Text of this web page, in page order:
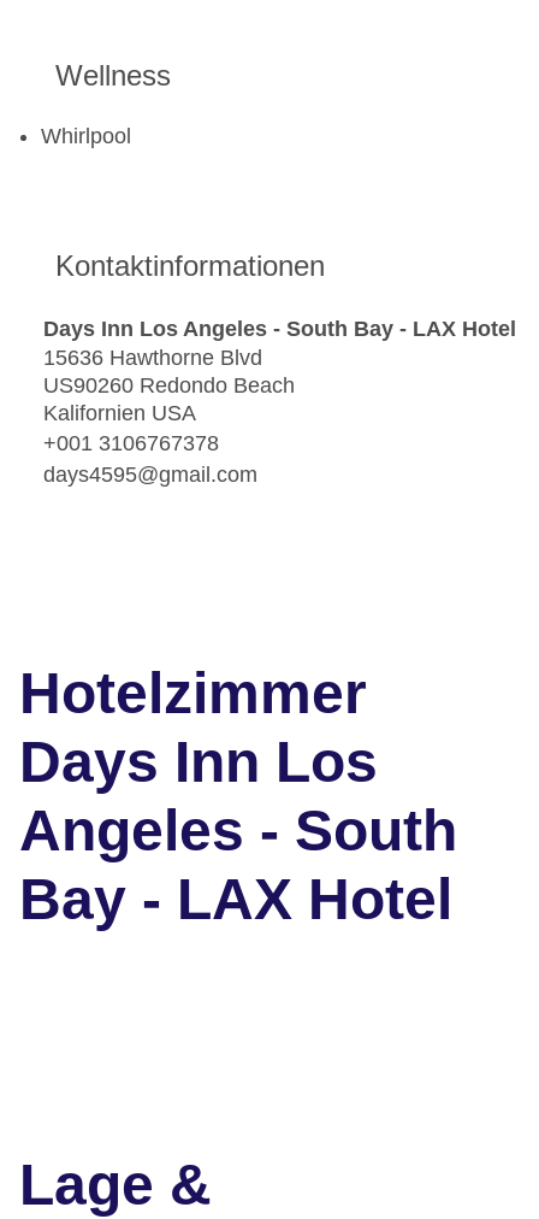
Wellness
Whirlpool
Kontaktinformationen
Days Inn Los Angeles - South Bay - LAX Hotel
15636 Hawthorne Blvd
US90260 Redondo Beach
Kalifornien USA
+001 3106767378
days4595@gmail.com
Hotelzimmer
Days Inn Los
Angeles - South
Bay - LAX Hotel
Lage &